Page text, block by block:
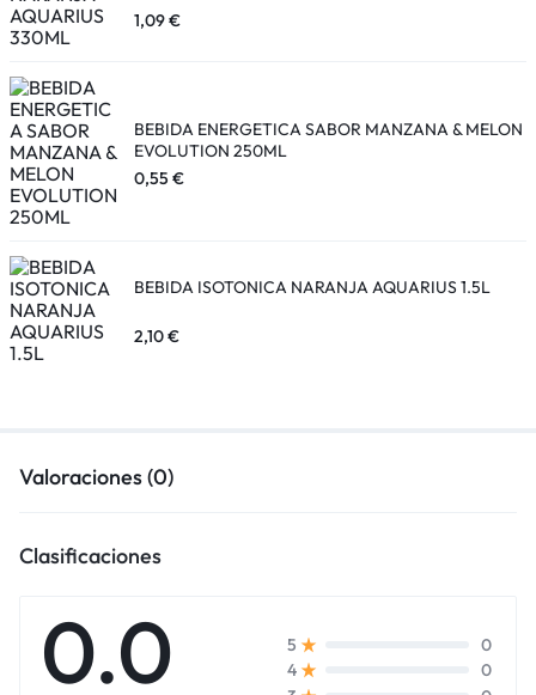
1,09€
BEBIDA ENERGETICA SABOR MANZANA & MELON
EVOLUTION 250ML
0,55 €
BEBIDA ISOTONICA NARANJA AQUARIUS 1.5L
2,10€
Valoraciones (0)
Clasificaciones
0.0 5
0
4
0